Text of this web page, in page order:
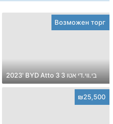
Возможен торг
2023' BYD Atto 3 בי.ווי.די אטו 3
₪25,500